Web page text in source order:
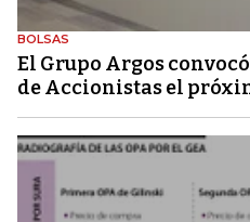
BOLSAS
El Grupo Argos
de Accionistas el